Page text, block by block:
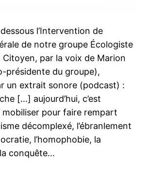
l’Intervention de
de notre groupe Écologiste
Citoyen, par la voix de Marion
présidente du groupe),
un extrait sonore (podcast) :
[…] aujourd’hui, c’est
mobiliser pour faire rempart
décomplexé, l’ébranlement
l’homophobie, la
conquête…